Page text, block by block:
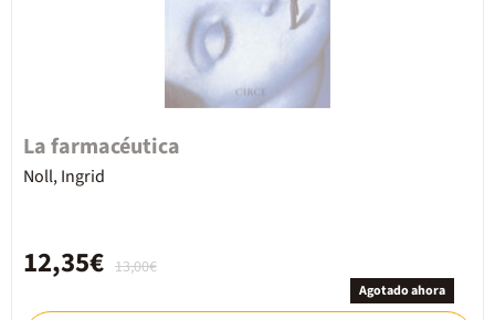
La farmacéutica
Noll, Ingrid
13,00€
12,35€
Agotado ahora